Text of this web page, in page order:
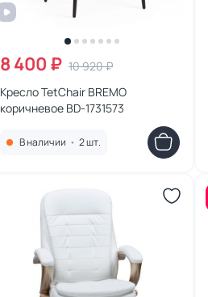
8 400 ₽ 10 920 ₽
Кресло TetChair BREMO
коричневое BD-1731573
В наличии • 2 шт.